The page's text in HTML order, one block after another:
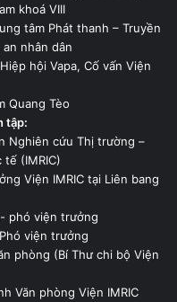
khoá VIII
tâm Phát thanh – Truyền
nhân dân
hội Vapa, Cố vấn Viện
Quang Tèo
tập:
Nghiên cứu Thị trường –
(IMRIC)
Viện IMRIC tại Liên bang
phó viện trưởng
viện trưởng
phòng (Bí Thư chi bộ Viện
Văn phòng Viện IMRIC